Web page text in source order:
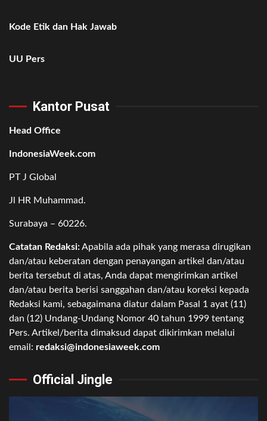
Kode Etik dan Hak Jawab
UU Pers
Kantor Pusat
Head Office
IndonesiaWeek.com
PT J Global
Jl HR Muhammad.
Surabaya – 60226.
Catatan Redaksi:Apabila ada pihak yang merasa dirugikan
dan/atau keberatan dengan penayangan artikel dan/atau
berita tersebut di atas, Anda dapat mengirimkan artikel
dan/atau berita berisi sanggahan dan/atau koreksi kepada
Redaksi kami, sebagaimana diatur dalam Pasal 1 ayat (11)
dan (12) Undang-Undang Nomor 40 tahun 1999 tentang
Pers. Artikel/berita dimaksud dapat dikirimkan melalui
email: redaksi@indonesiaweek.com
Official Jingle